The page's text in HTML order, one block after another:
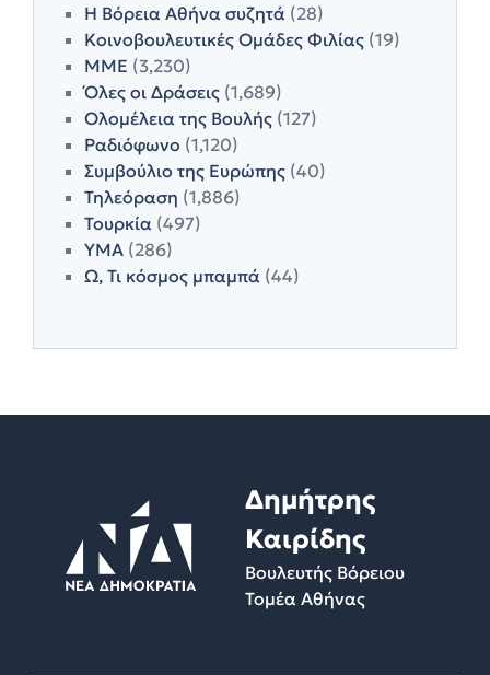
Η Βόρεια Αθήνα συζητά (28)
Κοινοβουλευτικές Ομάδες Φιλίας (19)
ΜΜΕ (3,230)
Όλες οι Δράσεις (1,689)
Ολομέλεια της Βουλής (127)
Ραδιόφωνο (1,120)
Συμβούλιο της Ευρώπης (40)
Τηλεόραση (1,886)
Τουρκία (497)
ΥΜΑ (286)
Ω, Τι κόσμος μπαμπά (44)
Δημήτρης
Καιρίδης
Βουλευτής Βόρειου
Τομέα Αθήνας